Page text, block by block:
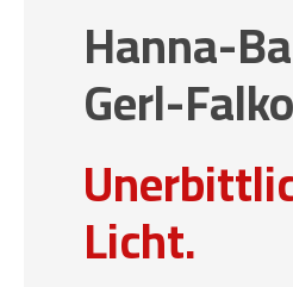
Hanna-
Gerl-
Licht.